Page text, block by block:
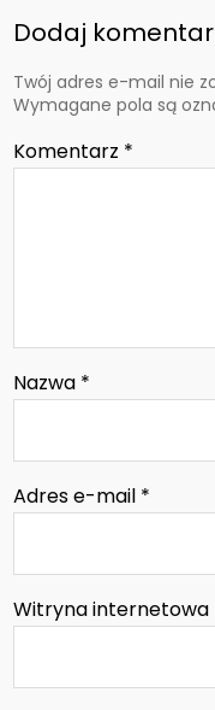
Dodaj
Twój adres e-mail nie
Wymagane pola są
Komentarz *
Nazwa *
Adres e-mail *
Witryna internetowa